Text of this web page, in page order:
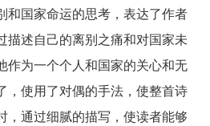
和国家命运的思考，表达了作者
描述自己的离别之痛和对国家未
作为一个个人和国家的关心和无
，使用了对偶的手法，使整首诗
，通过细腻的描写，使读者能够